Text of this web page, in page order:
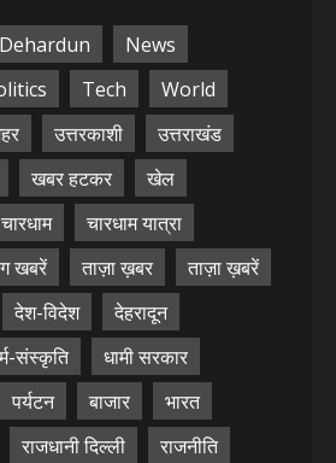
Dehardun
News
Tech
World
उत्तरकाशी
उत्तराखंड
खबर हटकर
खेल
चारधाम
चारधाम यात्रा
खबरें ताज़ा ख़बर
ताज़ा ख़बरें
देश-विदेश
देहरादून
संस्कृति
धामी सरकार
पर्यटन बाजार
भारत
राजधानी दिल्ली
राजनीति